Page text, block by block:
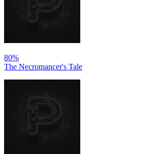
80%
The Necromancer's Tale